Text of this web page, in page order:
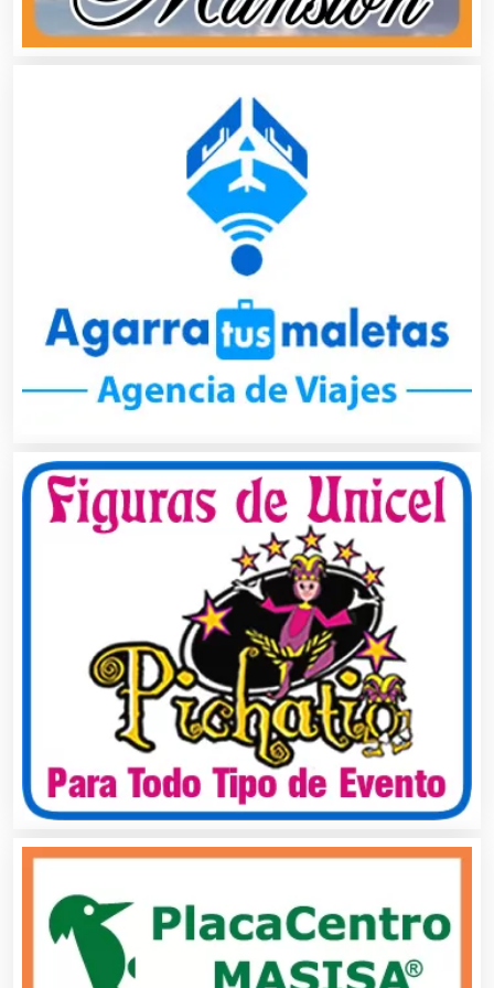
Asesoría Fiscal
Asociaciones Civiles
Asociaciones Empresariales
Audio, Sonido e Iluminación
Autobuses
Automatización
Automóviles Nuevos y Usados
Autopartes Eléctricas
Avaluos
Balnearios